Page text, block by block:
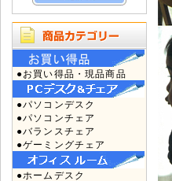
●お買い得品・現品商品
●パソコンデスク
●パソコンチェア
●バランスチェア
●ゲーミングチェア
●ホームデスク